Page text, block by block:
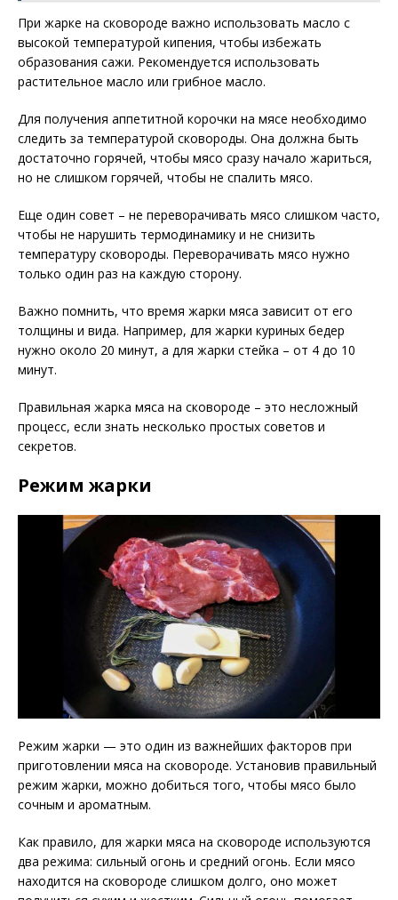
При жарке на сковороде важно использовать масло с
высокой температурой кипения, чтобы избежать
образования сажи. Рекомендуется использовать
растительное масло или грибное масло.
Для получения аппетитной корочки на мясе необходимо
следить за температурой сковороды. Она должна быть
достаточно горячей, чтобы мясо сразу начало жариться,
но не слишком горячей, чтобы не спалить мясо.
Еще один совет – не переворачивать мясо слишком часто,
чтобы не нарушить термодинамику и не снизить
температуру сковороды. Переворачивать мясо нужно
только один раз на каждую сторону.
Важно помнить, что время жарки мяса зависит от его
толщины и вида. Например, для жарки куриных бедер
нужно около 20 минут, а для жарки стейка – от 4 до 10
минут.
Правильная жарка мяса на сковороде – это несложный
процесс, если знать несколько простых советов и
секретов.
Режим жарки
Режим жарки — это один из важнейших факторов при
приготовлении мяса на сковороде. Установив правильный
режим жарки, можно добиться того, чтобы мясо было
сочным и ароматным.
Как правило, для жарки мяса на сковороде используются
два режима: сильный огонь и средний огонь. Если мясо
находится на сковороде слишком долго, оно может